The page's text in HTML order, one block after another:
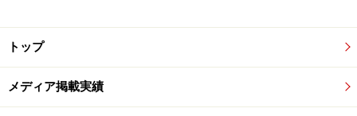
トップ
メディア掲載実績